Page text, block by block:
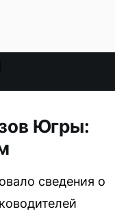
Югры:
сведения о